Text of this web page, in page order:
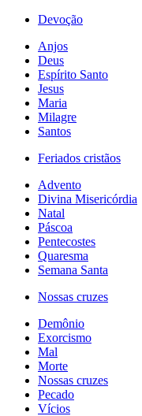
Devoção
Anjos
Deus
Espírito Santo
Jesus
Maria
Milagre
Santos
Feriados cristãos
Advento
Divina Misericórdia
Natal
Páscoa
Pentecostes
Quaresma
Semana Santa
Nossas cruzes
Demônio
Exorcismo
Mal
Morte
Nossas cruzes
Pecado
Vícios